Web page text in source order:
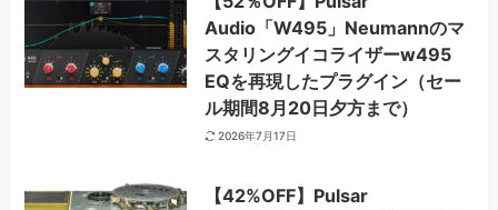
Audio「W495」Neumannのマ
スタリングイコライザーw495
EQを再現したプラグイン（セー
ル期間8月20日夕方まで）
2026年7月17日
【42%OFF】Pulsar